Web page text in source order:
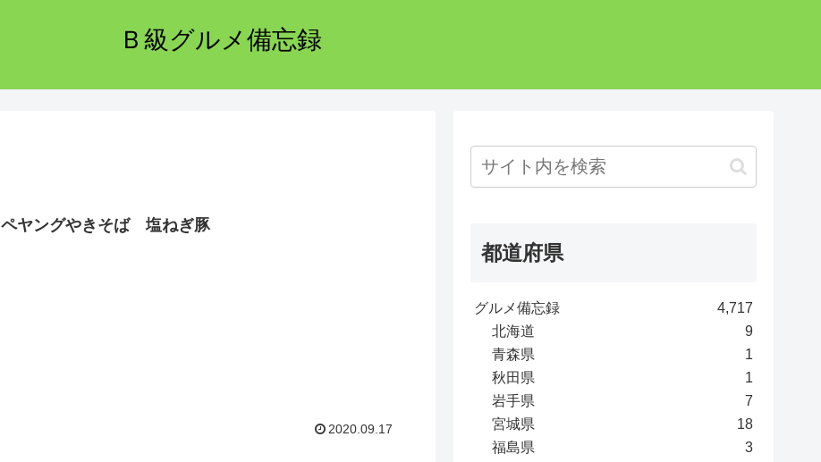
Ｂ級グルメ備忘録
ペヤングやきそば 塩ねぎ豚
2020.09.17
都道府県
グルメ備忘録
4,717
北海道
9
青森県
1
秋田県
1
岩手県
7
宮城県
18
福島県
3